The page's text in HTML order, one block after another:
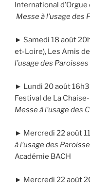
International
Messe à l’usage des
► Samedi 18 août
et-Loire), Les Amis
l’usage des Paroisses
► Lundi 20 août
Festival de La
Messe à l’usage des
► Mercredi 22 août
à l’usage des
Académie BACH
► Mercredi 22 août